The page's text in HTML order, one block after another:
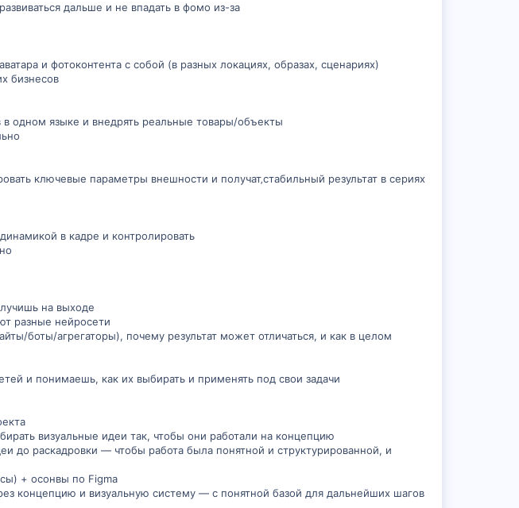
дальше и не впадать в фомо из-за
и фотоконтента с собой (в разных локациях, образах, сценариях)
бизнесов
в одном языке и внедрять реальные товары/объекты
ключевые параметры внешности и получат‚стабильный результат в сериях
в кадре и контролировать
на выходе
разные нейросети
боты/агрегаторы), почему результат может отличаться, и как в целом
и понимаешь, как их выбирать и применять под свои задачи
визуальные идеи так, чтобы они работали на концепцию
до раскадровки — чтобы работа была понятной и структурированной, и
+ осонвы по Figma
концепцию и визуальную систему — с понятной базой для дальнейших шагов